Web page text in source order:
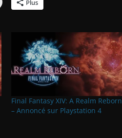
Plus
Final Fantasy XIV: A Realm Reborn
– Annoncé sur Playstation 4